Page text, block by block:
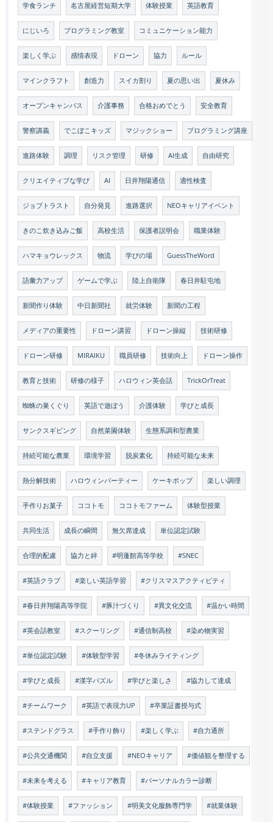
学食ランチ 名古屋経営短期大学 体験授業 英語教育
にじいろ プログラミング教室 コミュニケーション能力
楽しく学ぶ 感情表現 ドローン 協力 ルール
マインクラフト 創造力 スイカ割り 夏の思い出 夏休み
オープンキャンパス 介護事務 合格おめでとう 安全教育
警察講義 でこぼこキッズ マジックショー プログラミング講座
進路体験 調理 リスク管理 研修 AI生成 自由研究
クリエイティブな学び AI 日井翔陽通信 適性検査
ジョブトラスト 自分発見 進路選択 NEOキャリアイベント
きのこ炊き込みご飯 高校生活 保護者説明会 職業体験
ハマキョウレックス 物流 学びの場 GuessTheWord
語彙力アップ ゲームで学ぶ 陸上自衛隊 春日井駐屯地
新聞作り体験 中日新聞社 就労体験 新聞の工程
メディアの重要性 ドローン講習 ドローン操縦 技術研修
ドローン研修 MIRAIKU 職員研修 技術向上 ドローン操作
教育と技術 研修の様子 ハロウィン英会話 TrickOrTreat
蜘蛛の巣くぐり 英語で遊ぼう 介護体験 学びと成長
サンクスギビング 自然菜園体験 生態系調和型農業
持続可能な農業 環境学習 脱炭素化 持続可能な未来
熱分解技術 ハロウィンパーティー ケーキポップ 楽しい調理
手作りお菓子 ココトモ ココトモファーム 体験型授業
共同生活 成長の瞬間 無欠席達成 単位認定試験
合理的配慮 協力と絆 #明蓬館高等学校 #SNEC
#英語クラブ #楽しい英語学習 #クリスマスアクティビティ
#春日井翔陽高等学院 #豚汁づくり #異文化交流 #温かい時間
#英会話教室 #スクーリング #通信制高校 #染め物実習
#単位認定試験 #体験型学習 #冬休みライティング
#学びと成長 #漢字パズル #学びと楽しさ #協力して達成
#チームワーク #英語で表現力UP #卒業証書授与式
#ステンドグラス #手作り飾り #楽しく学ぶ #自力通所
#公共交通機関 #自立支援 #NEOキャリア #価値観を整理する
#未来を考える #キャリア教育 #パーソナルカラー診断
#体験授業 #ファッション #明美文化服飾専門学 #就業体験